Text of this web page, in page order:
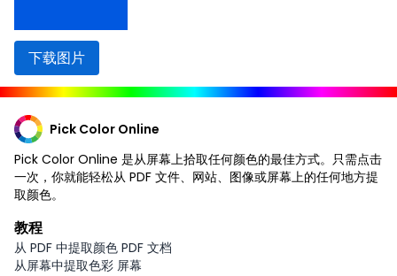
下载图片
Pick Color Online
Pick Color Online 是从屏幕上拾取任何颜色的最佳方式。只需点击
一次，你就能轻松从 PDF 文件、网站、图像或屏幕上的任何地方提
取颜色。
教程
从 PDF 中提取颜色 PDF 文档
从屏幕中提取色彩 屏幕